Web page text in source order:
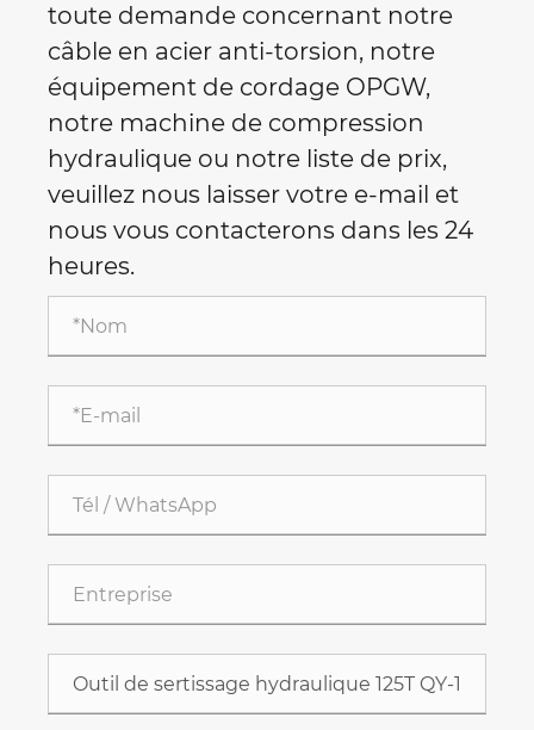
toute demande concernant notre
câble en acier anti-torsion, notre
équipement de cordage OPGW,
notre machine de compression
hydraulique ou notre liste de prix,
veuillez nous laisser votre e-mail et
nous vous contacterons dans les 24
heures.